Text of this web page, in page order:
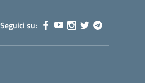
Seguici su: